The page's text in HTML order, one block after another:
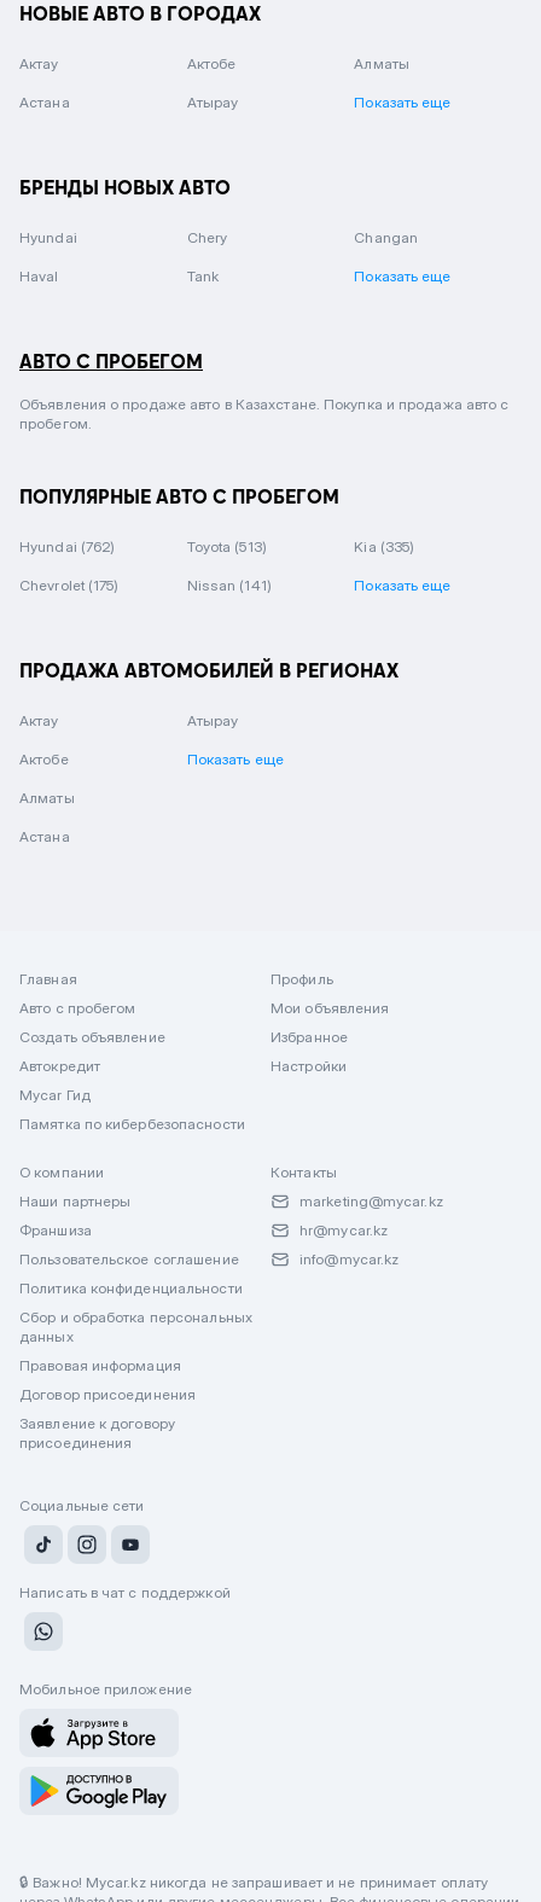
НОВЫЕ АВТО В ГОРОДАХ
Актау Актобе Алматы
Астана Атырау Показать еще
БРЕНДЫ НОВЫХ АВТО
Hyundai Chery Changan
Haval Tank Показать еще
АВТО С ПРОБЕГОМ
Объявления о продаже авто в Казахстане. Покупка и продажа авто с
пробегом.
ПОПУЛЯРНЫЕ АВТО С ПРОБЕГОМ
Hyundai (762) Toyota (513) Kia (335)
Chevrolet (175) Nissan (141) Показать еще
ПРОДАЖА АВТОМОБИЛЕЙ В РЕГИОНАХ
Актау
Актобе
Алматы
Астана
Атырау
Показать еще
Главная
Авто с пробегом
Создать объявление
Автокредит
Mycar Гид
Памятка по кибербезопасности
Профиль
Мои объявления
Избранное
Настройки
О компании
Наши партнеры
Франшиза
Пользовательское соглашение
Политика конфиденциальности
Сбор и обработка персональных
данных
Правовая информация
Договор присоединения
Заявление к договору
присоединения
Контакты
marketing@mycar.kz
hr@mycar.kz
info@mycar.kz
Социальные сети
Написать в чат с поддержкой
Мобильное приложение
🔒 Важно! Mycar.kz никогда не запрашивает и не принимает оплату